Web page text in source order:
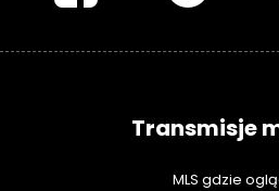
Transmisje
MLS gdzie